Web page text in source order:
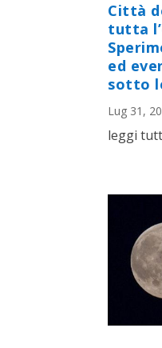
Città
tutta
ed
sotto
Lug 31,
leggi